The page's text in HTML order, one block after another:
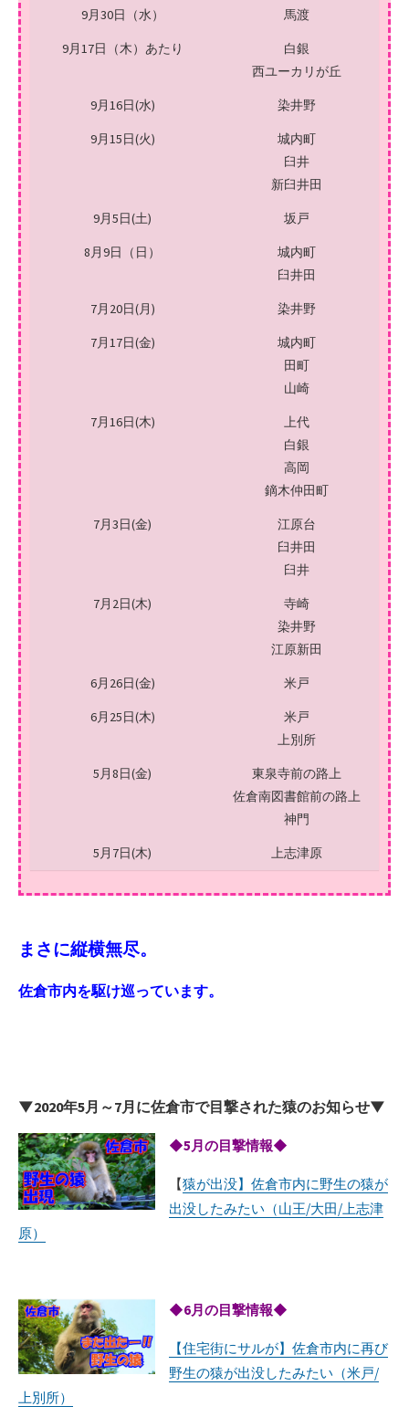
9月30日（水） 馬渡
9月17日（木）あたり
白銀
西ユーカリが丘
9月16日(水) 染井野
9月15日(火)
城内町
臼井
新臼井田
9月5日(土) 坂戸
8月9日（日）
城内町
臼井田
7月20日(月) 染井野
7月17日(金)
城内町
田町
山崎
7月16日(木)
上代
白銀
高岡
鏑木仲田町
7月3日(金)
江原台
臼井田
臼井
7月2日(木)
寺崎
染井野
江原新田
6月26日(金) 米戸
6月25日(木)
米戸
上別所
5月8日(金)
東泉寺前の路上
佐倉南図書館前の路上
神門
5月7日(木) 上志津原
まさに縦横無尽。
佐倉市内を駆け巡っています。
▼2020年5月～7月に佐倉市で目撃された猿のお知らせ▼
◆5月の目撃情報◆
【猿が出没】佐倉市内に野生の猿が
出没したみたい（山王/大田/上志津
原）
◆6月の目撃情報◆
【住宅街にサルが】佐倉市内に再び
野生の猿が出没したみたい（米戸/
上別所）